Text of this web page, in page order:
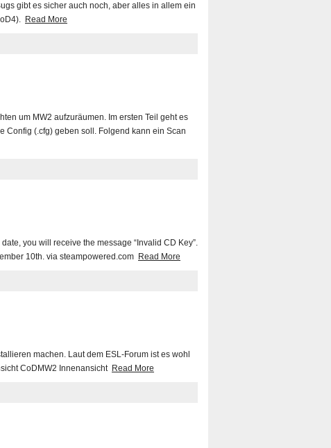
gibt es sicher auch noch, aber alles in allem ein
Read More
um MW2 aufzuräumen. Im ersten Teil geht es
Config (.cfg) geben soll. Folgend kann ein Scan
you will receive the message “Invalid CD Key”.
10th. via steampowered.com Read More
machen. Laut dem ESL-Forum ist es wohl
CoDMW2 Innenansicht Read More